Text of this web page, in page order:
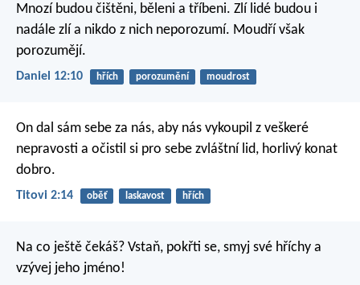
Mnozí budou čištěni, běleni a tříbeni. Zlí lidé budou i
nadále zlí a nikdo z nich neporozumí. Moudří však
porozumějí.
Daniel 12:10 hřích porozumění moudrost
On dal sám sebe za nás, aby nás vykoupil z veškeré
nepravosti a očistil si pro sebe zvláštní lid, horlivý konat
dobro.
Titovi 2:14 oběť laskavost hřích
Na co ještě čekáš? Vstaň, pokřti se, smyj své hříchy a
vzývej jeho jméno!